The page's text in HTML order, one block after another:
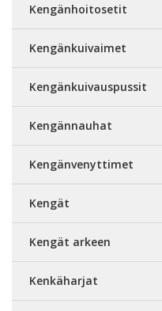
Kengänhoitosetit
Kengänkuivaimet
Kengänkuivauspussit
Kengännauhat
Kengänvenyttimet
Kengät
Kengät arkeen
Kenkäharjat